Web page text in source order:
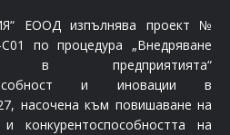
ЕООД изпълнява проект №
C01 по процедура „Внедряване
предприятията“
и иновации в
насочена към повишаване на
и конкурентоспособността на